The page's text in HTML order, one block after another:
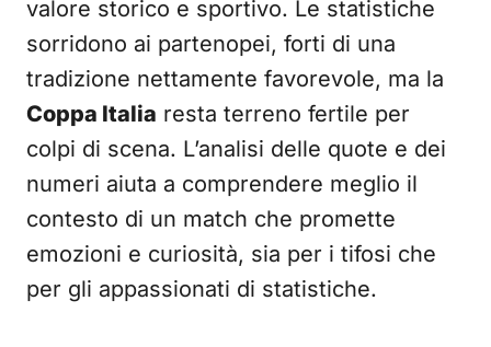
valore storico e sportivo. Le statistiche
sorridono ai partenopei, forti di una
tradizione nettamente favorevole, ma la
Coppa Italia resta terreno fertile per
colpi di scena. L’analisi delle quote e dei
numeri aiuta a comprendere meglio il
contesto di un match che promette
emozioni e curiosità, sia per i tifosi che
per gli appassionati di statistiche.